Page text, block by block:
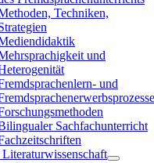
Techniken,
und
und
Sachfachunterricht
Literaturwissenschaft